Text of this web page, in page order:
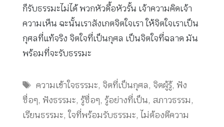
ก็รับธรรมะไม่ได้ พวกหัวดื้อหัวรั้น เจ้าความคิดเจ้า
ความเห็น ฉะนั้นเราสังเกตจิตใจเรา ให้จิตใจเราเป็น
กุศลที่แท้จริง จิตใจที่เป็นกุศล เป็นจิตใจที่ฉลาด มัน
พร้อมที่จะรับธรรมะ
Tags
ความเข้าใจธรรมะ, จิตที่เป็นกุศล, จิตผู้รู้, ฟัง
ซื่อๆ, ฟังธรรมะ, รู้ซื่อๆ, รู้อย่างที่เป็น, สภาวธรรม,
เรียนธรรมะ, ใจที่พร้อมรับธรรมะ, ไม่ต้องตีความ